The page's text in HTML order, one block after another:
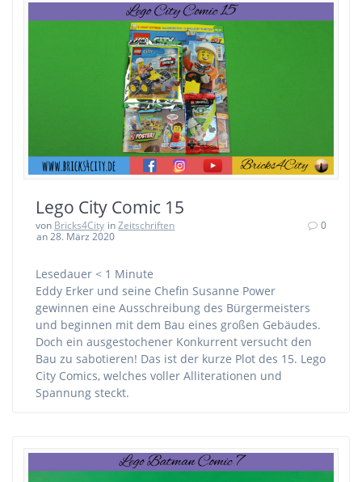
Lego City Comic 15
von Bricks4City inZeitschriften
an 28. März 2020
0
Lesedauer < 1 Minute
Eddy Erker und seine Chefin Susanne Power
gewinnen eine Ausschreibung des Bürgermeisters
und beginnen mit dem Bau eines großen Gebäudes.
Doch ein ausgestochener Konkurrent versucht den
Bau zu sabotieren! Das ist der kurze Plot des 15. Lego
City Comics, welches voller Alliterationen und
Spannung steckt.